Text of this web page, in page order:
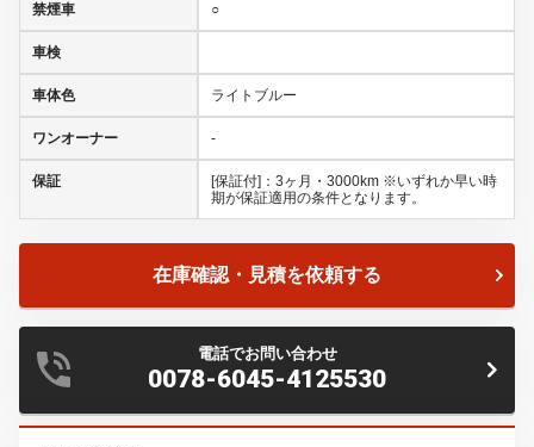
禁煙車 ○
車検
車体色 ライトブルー
ワンオーナー -
保証
[保証付]：3ヶ月・3000km ※いずれか早い時
期が保証適用の条件となります。
在庫確認・見積を依頼する
電話でお問い合わせ
0078-6045-4125530